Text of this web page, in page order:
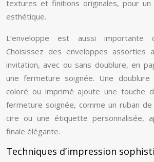
textures et finitions originales, pour
esthétique.
L’enveloppe est aussi importante
Choisissez des enveloppes assorties
invitation, avec ou sans doublure, en
une fermeture soignée. Une
coloré ou imprimé ajoute une touche
fermeture soignée, comme un ruban
cire ou une étiquette personnalisée,
finale élégante.
Techniques d’impression